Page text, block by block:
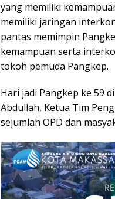
yang memiliki
memiliki jaringan
pantas memimpin
kemampuan serta
tokoh pemuda Pangkep.
Hari jadi Pangkep ke 59
Abdullah, Ketua Tim
sejumlah OPD dan